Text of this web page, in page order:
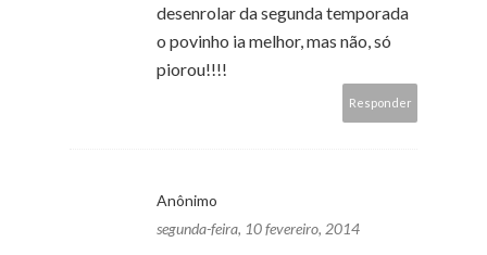
desenrolar da segunda temporada
o povinho ia melhor, mas não, só
piorou!!!!
Responder
Anônimo
segunda-feira, 10 fevereiro, 2014